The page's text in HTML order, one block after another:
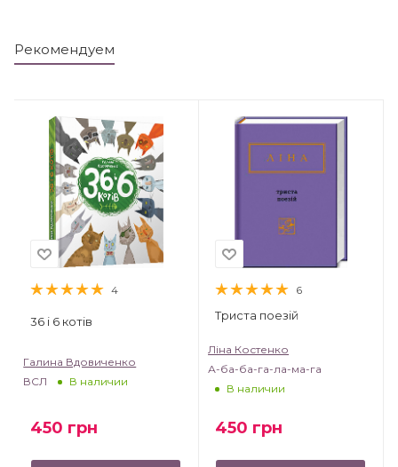
Рекомендуем
4
36 і 6 котів
Галина Вдовиченко
ВСЛ
В наличии
450 грн
6
Триста поезій
Ліна Костенко
А-ба-ба-га-ла-ма-га
В наличии
450 грн